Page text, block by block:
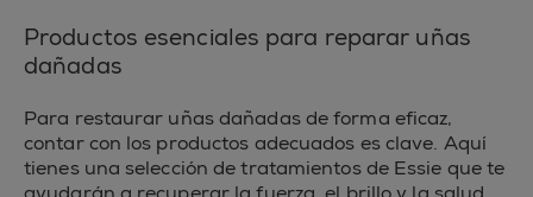
Productos esenciales para reparar uñas
dañadas
Para restaurar uñas dañadas de forma eficaz,
contar con los productos adecuados es clave. Aquí
tienes una selección de tratamientos de Essie que te